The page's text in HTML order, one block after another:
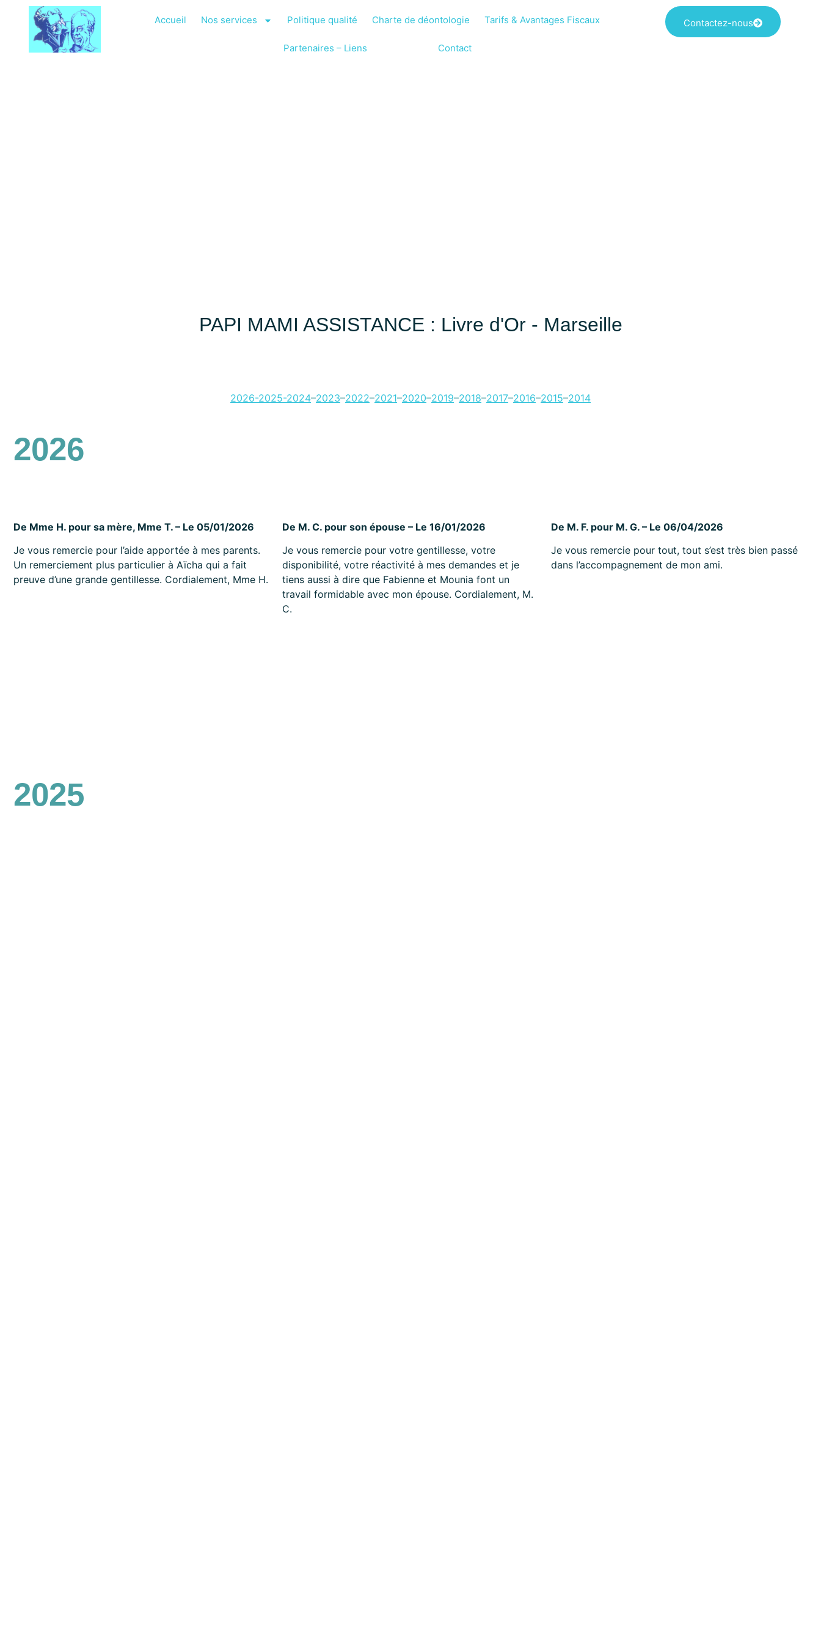
Accueil Nos services Politique qualité Charte de déontologie Tarifs & Avantages Fiscaux
Partenaires – Liens Contact
Contactez-nous
PAPI MAMI ASSISTANCE : Livre d'Or - Marseille
2026-2025-2024–2023–2022–2021–2020–2019–2018–2017–2016–2015–2014
2026
De Mme H. pour sa mère, Mme T. – Le 05/01/2026
Je vous remercie pour l’aide apportée à mes parents.
Un remerciement plus particulier à Aïcha qui a fait
preuve d’une grande gentillesse. Cordialement, Mme H.
De M. C. pour son épouse – Le 16/01/2026
Je vous remercie pour votre gentillesse, votre
disponibilité, votre réactivité à mes demandes et je
tiens aussi à dire que Fabienne et Mounia font un
travail formidable avec mon épouse. Cordialement, M.
C.
De M. F. pour M. G. – Le 06/04/2026
Je vous remercie pour tout, tout s’est très bien passé
dans l’accompagnement de mon ami.
2025